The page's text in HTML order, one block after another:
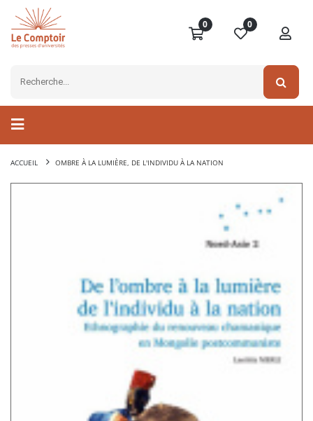
0 0
ACCUEIL OMBRE À LA LUMIÈRE, DE L'INDIVIDU À LA NATION